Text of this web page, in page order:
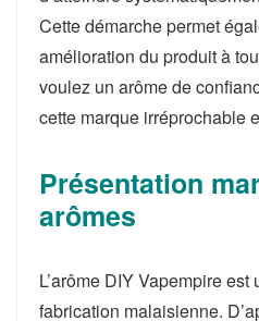
Cette démarche permet
amélioration du produit à
voulez un arôme de
cette marque irréprochable
Présentation
arômes
L’arôme DIY Vapempire
fabrication malaisienne.